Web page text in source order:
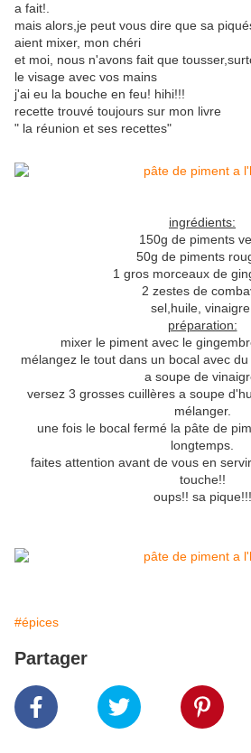
a fait!.
mais alors,je peut vous dire que sa
aient mixer, mon chéri
et moi, nous n'avons fait que
le visage avec vos mains
j'ai eu la bouche en feu! hihi!!!
recette trouvé toujours sur mon livre
" la réunion et ses recettes"
ingrédients:
150g de piments
50g de piments
1 gros morceaux de
2 zestes de
sel,huile, vinaigre.
préparation:
mixer le piment avec le
mélangez le tout dans un bocal avec
a soupe de
versez 3 grosses cuillères a soupe
mélanger.
une fois le bocal fermé la pâte de
longtemps.
faites attention avant de vous en
touche!!
oups!! sa pique!!!
#épices
Partager